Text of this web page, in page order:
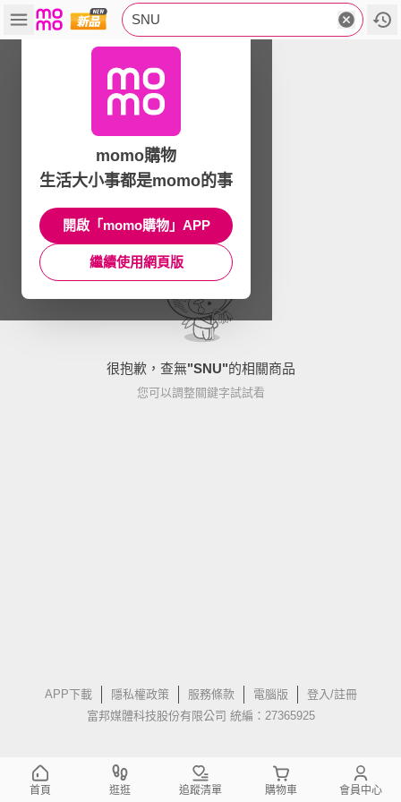
SNU
很抱歉，查無"SNU"的相關商品
您可以調整關鍵字試試看
APP下載 隱私權政策 服務條款 電腦版
登入/註冊
富邦媒體科技股份有限公司 統編：27365925
momo購物
生活大小事都是momo的事
開啟「momo購物」APP
繼續使用網頁版
首頁 逛逛 追蹤清單 購物車 會員中心